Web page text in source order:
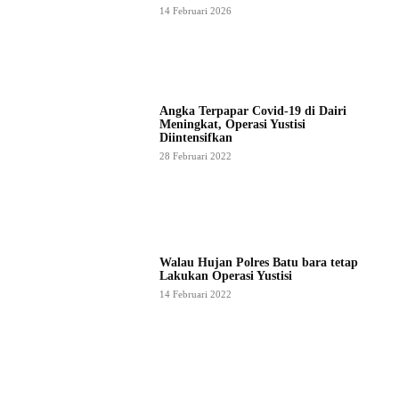
14 Februari 2026
Angka Terpapar Covid-19 di Dairi
Meningkat, Operasi Yustisi
Diintensifkan
28 Februari 2022
Walau Hujan Polres Batu bara tetap
Lakukan Operasi Yustisi
14 Februari 2022